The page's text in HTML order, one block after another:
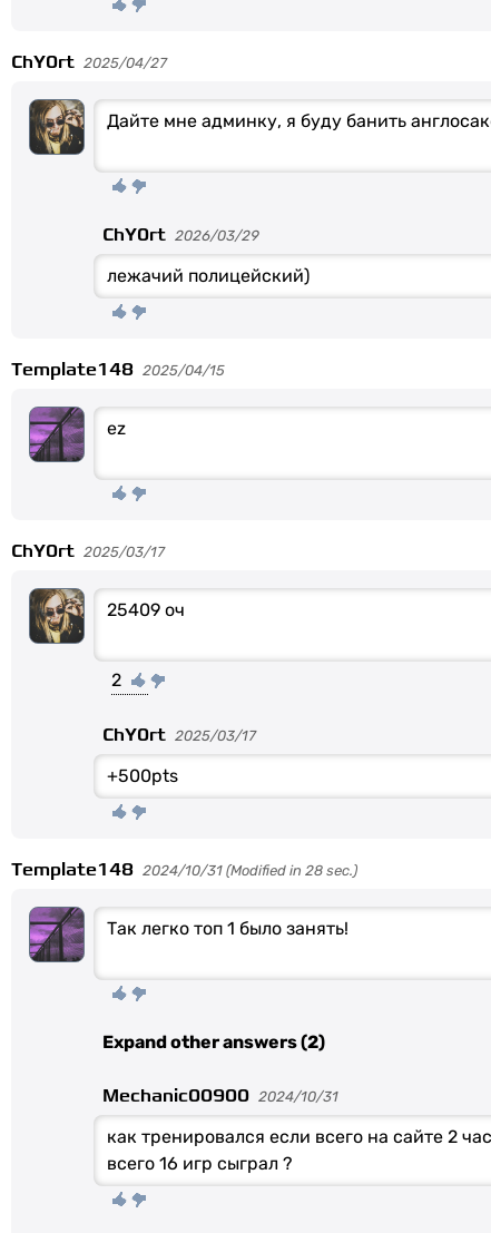
ChY0rt 2025/04/27
Дайте мне админку, я буду банить
ChY0rt 2026/03/29
лежачий полицейский)
Template148 2025/04/15
ez
ChY0rt 2025/03/17
25409 оч
2
ChY0rt 2025/03/17
+500pts
Template148 2024/10/31 (Modified in 28 sec.)
Так легко топ 1 было занять!
Expand other answers (2)
Mechanic00900 2024/10/31
как тренировался если всего на сайте 2
всего 16 игр сыграл ?